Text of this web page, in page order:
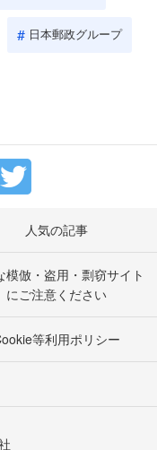
日本郵政グループ
人気の記事
模倣・盗用・剽窃サイト
にご注意ください
等利用ポリシー